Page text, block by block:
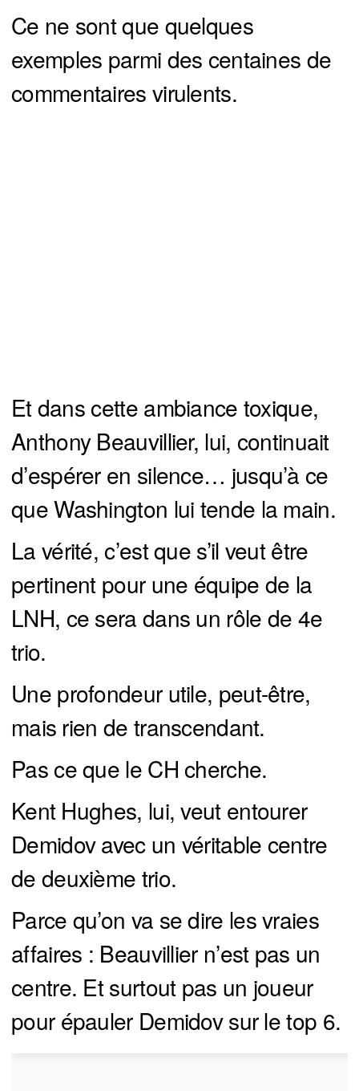
Ce ne sont que quelques
exemples parmi des centaines de
commentaires virulents.
Et dans cette ambiance toxique,
Anthony Beauvillier, lui, continuait
d’espérer en silence… jusqu’à ce
que Washington lui tende la main.
La vérité, c’est que s’il veut être
pertinent pour une équipe de la
LNH, ce sera dans un rôle de 4e
trio.
Une profondeur utile, peut-être,
mais rien de transcendant.
Pas ce que le CH cherche.
Kent Hughes, lui, veut entourer
Demidov avec un véritable centre
de deuxième trio.
Parce qu’on va se dire les vraies
affaires : Beauvillier n’est pas un
centre. Et surtout pas un joueur
pour épauler Demidov sur le top 6.